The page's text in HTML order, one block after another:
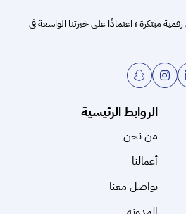
مبتكرة ؛ اعتمادًا على خبرتنا الواسعة في
الروابط الرئيسية
من نحن
أعمالنا
تواصل معنا